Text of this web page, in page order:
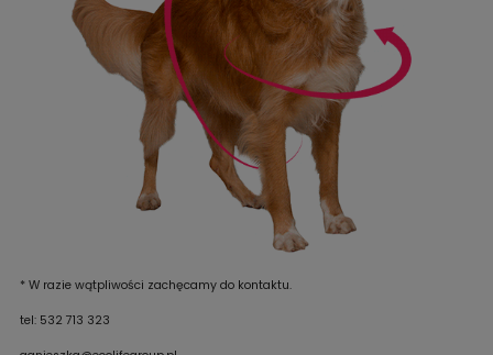
* W razie wątpliwości zachęcamy do kontaktu.
tel: 532 713 323